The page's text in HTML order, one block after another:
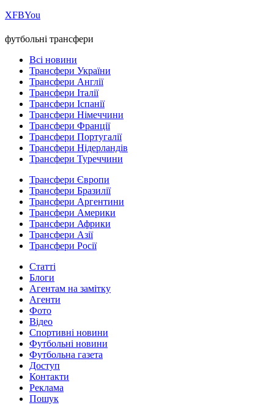
ХFBYou
футбольні трансфери
Всі новини
Трансфери України
Трансфери Англії
Трансфери Італії
Трансфери Іспанії
Трансфери Німеччини
Трансфери Франції
Трансфери Португалії
Трансфери Нідерландів
Трансфери Туреччини
Трансфери Європи
Трансфери Бразилії
Трансфери Аргентини
Трансфери Америки
Трансфери Африки
Трансфери Азії
Трансфери Росії
Статті
Блоги
Агентам на замітку
Агенти
Фото
Відео
Спортивні новини
Футбольні новини
Футбольна газета
Доступ
Контакти
Реклама
Пошук